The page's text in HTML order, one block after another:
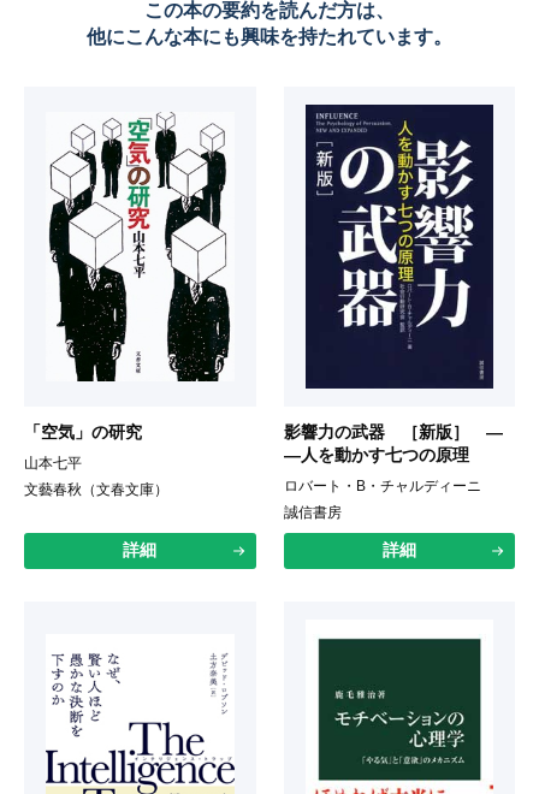
この本の要約を読んだ方は、
他にこんな本にも興味を持たれています。
「空気」の研究
山本七平
文藝春秋（文春文庫）
詳細
影響力の武器 ［新版］ ―
―人を動かす七つの原理
ロバート・B・チャルディーニ
誠信書房
詳細